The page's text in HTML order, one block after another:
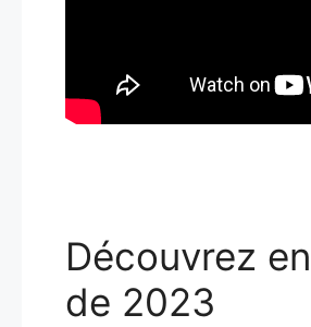
Découvrez
de 2023